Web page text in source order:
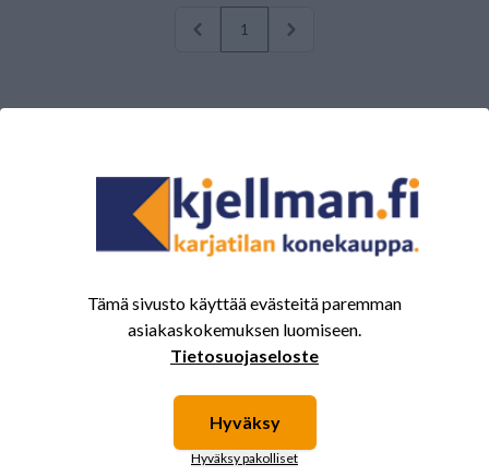
1
MYYMÄLÄTTämä sivusto käyttää evästeitä paremman
asiakaskokemuksen luomiseen.
Tietosuojaseloste
Hyväksy
Hyväksy pakolliset